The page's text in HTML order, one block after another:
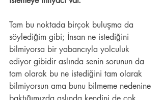
Tam bu noktada birçok buluşma da
söylediğim gibi; İnsan ne istediğini
bilmiyorsa bir yabancıyla yolculuk
ediyor gibidir aslında senin sorunun da
tam olarak bu ne istediğini tam olarak
bilmiyorsun ama bunu bilmeme nedenine